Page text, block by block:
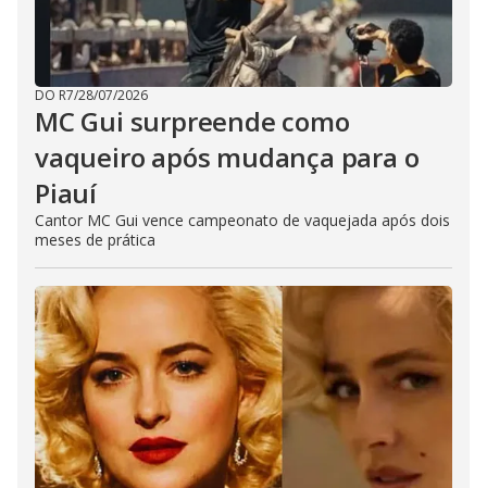
DO R7/28/07/2026
MC Gui surpreende como
vaqueiro após mudança para o
Piauí
Cantor MC Gui vence campeonato de vaquejada após dois
meses de prática